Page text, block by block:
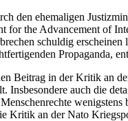
den ehemaligen
for the Advancement of
schuldig
Propaganda,
Beitrag in der Kritik an
Insbesondere auch die
Kritik an der Nato